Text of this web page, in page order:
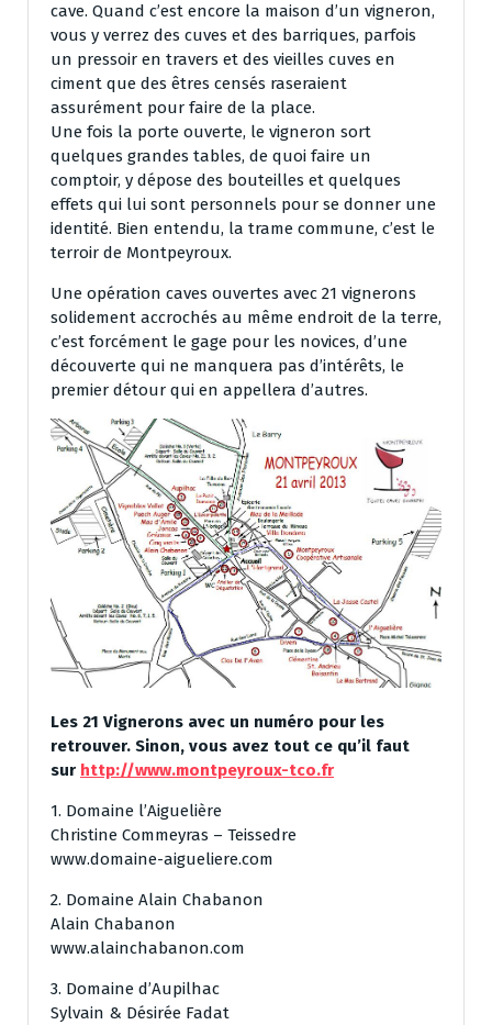
cave. Quand c’est encore la maison d’un vigneron,
vous y verrez des cuves et des barriques, parfois
un pressoir en travers et des vieilles cuves en
ciment que des êtres censés raseraient
assurément pour faire de la place.
Une fois la porte ouverte, le vigneron sort
quelques grandes tables, de quoi faire un
comptoir, y dépose des bouteilles et quelques
effets qui lui sont personnels pour se donner une
identité. Bien entendu, la trame commune, c’est le
terroir de Montpeyroux.
Une opération caves ouvertes avec 21 vignerons
solidement accrochés au même endroit de la terre,
c’est forcément le gage pour les novices, d’une
découverte qui ne manquera pas d’intérêts, le
premier détour qui en appellera d’autres.
Les 21 Vignerons avec un numéro pour les
retrouver. Sinon, vous avez tout ce qu’il faut
sur http://www.montpeyroux-tco.fr
1. Domaine l’Aiguelière
Christine Commeyras – Teissedre
www.domaine-aigueliere.com
2. Domaine Alain Chabanon
Alain Chabanon
www.alainchabanon.com
3. Domaine d’Aupilhac
Sylvain & Désirée Fadat